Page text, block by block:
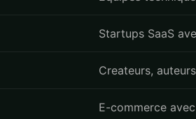
Startups SaaS
Createurs,
E-commerce